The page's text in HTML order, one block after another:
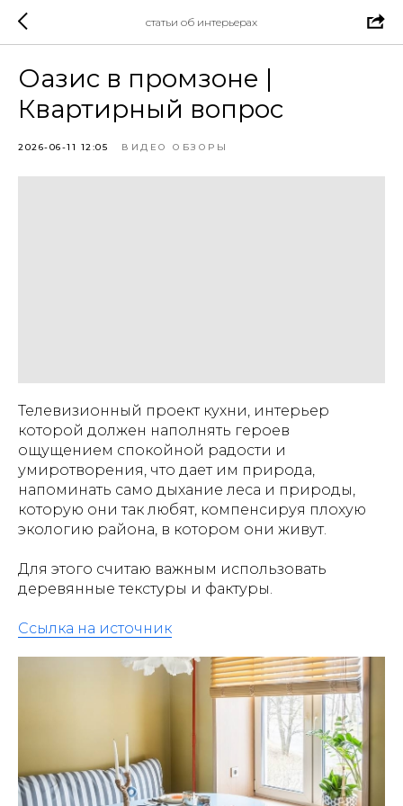
статьи об интерьерах
Оазис в промзоне |
Квартирный вопрос
2026-06-11 12:05 ВИДЕО ОБЗОРЫ
Телевизионный проект кухни, интерьер
которой должен наполнять героев
ощущением спокойной радости и
умиротворения, что дает им природа,
напоминать само дыхание леса и природы,
которую они так любят, компенсируя плохую
экологию района, в котором они живут.
Для этого считаю важным использовать
деревянные текстуры и фактуры.
Ссылка на источник